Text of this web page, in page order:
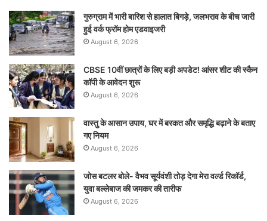
गुरुग्राम में भारी बारिश से हालात बिगड़े, जलभराव के बीच जारी
हुई वर्क फ्रॉम होम एडवाइजरी
August 6, 2026
CBSE 10वीं छात्रों के लिए बड़ी अपडेट! आंसर शीट की स्कैन
कॉपी के आवेदन शुरू
August 6, 2026
वास्तु के आसान उपाय, घर में बरकत और समृद्धि बढ़ाने के बताए
गए नियम
August 6, 2026
जोस बटलर बोले- वैभव सूर्यवंशी तोड़ देगा मेरा वर्ल्ड रिकॉर्ड,
युवा बल्लेबाज की जमकर की तारीफ
August 6, 2026